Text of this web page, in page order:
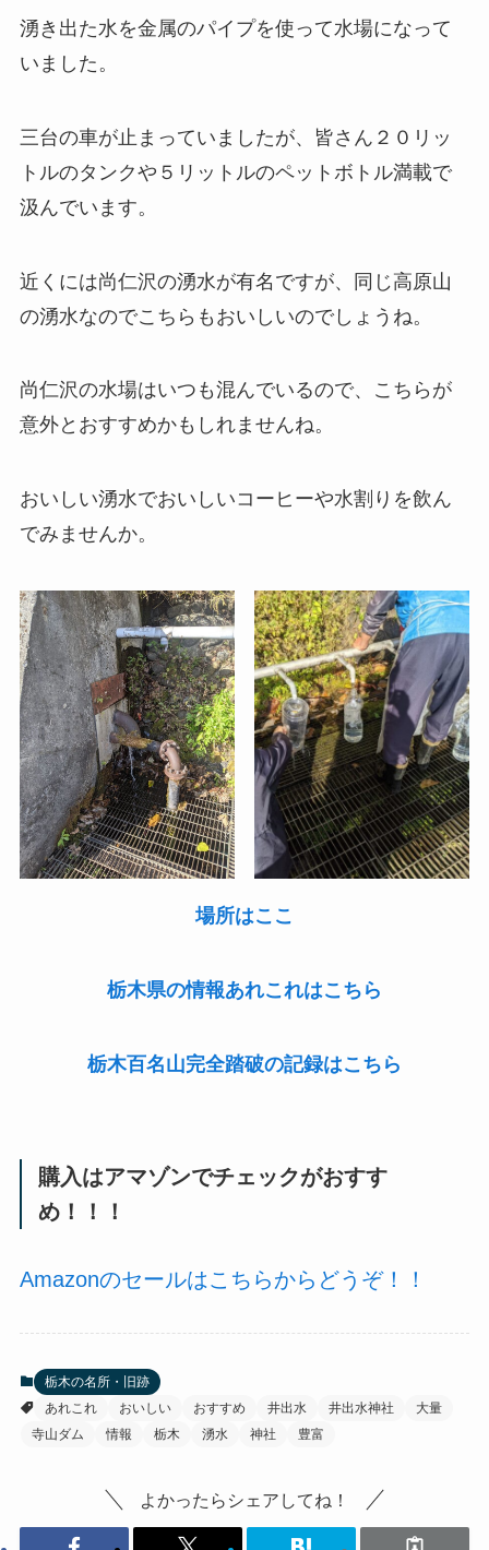
湧き出た水を金属のパイプを使って水場になって
いました。
三台の車が止まっていましたが、皆さん２０リッ
トルのタンクや５リットルのペットボトル満載で
汲んでいます。
近くには尚仁沢の湧水が有名ですが、同じ高原山
の湧水なのでこちらもおいしいのでしょうね。
尚仁沢の水場はいつも混んでいるので、こちらが
意外とおすすめかもしれませんね。
おいしい湧水でおいしいコーヒーや水割りを飲ん
でみませんか。
場所はここ
栃木県の情報あれこれはこちら
栃木百名山完全踏破の記録はこちら
購入はアマゾンでチェックがおすす
め！！！
Amazonのセールはこちらからどうぞ！！
栃木の名所・旧跡
あれこれ
おいしい おすすめ 井出水 井出水神社
大量
寺山ダム
情報 栃木 湧水 神社 豊富
よかったらシェアしてね！